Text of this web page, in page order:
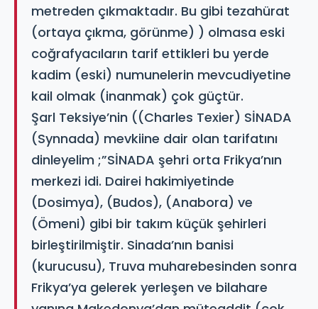
metreden çıkmaktadır. Bu gibi tezahürat
(ortaya çıkma, görünme) ) olmasa eski
coğrafyacıların tarif ettikleri bu yerde
kadim (eski) numunelerin mevcudiyetine
kail olmak (inanmak) çok güçtür.
Şarl Teksiye’nin ((Charles Texier) SİNADA
(Synnada) mevkiine dair olan tarifatını
dinleyelim ;”SİNADA şehri orta Frikya’nın
merkezi idi. Dairei hakimiyetinde
(Dosimya), (Budos), (Anabora) ve
(Ömeni) gibi bir takım küçük şehirleri
birleştirilmiştir. Sinada’nın banisi
(kurucusu), Truva muharebesinden sonra
Frikya’ya gelerek yerleşen ve bilahare